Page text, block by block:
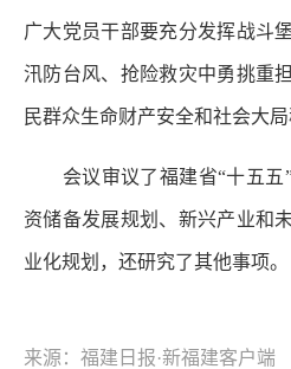
广大党员干部要充分发挥战斗
汛防台风、抢险救灾中勇挑重
民群众生命财产安全和社会大局
会议审议了福建省“十五五”
资储备发展规划、新兴产业和
业化规划，还研究了其他事项。
来源：福建日报·新福建客户端